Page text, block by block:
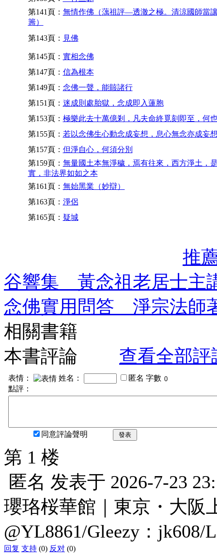
第141頁： 無情作佛（蕅祖評—透澈之極。清涼國師當
籌）
第143頁： 見佛
第145頁： 實相念佛
第147頁： 信為根本
第149頁： 念佛一聲，能賅諸行
第151頁： 迷成則處胎獄，念成即入蓮胞
第153頁： 極樂此去十萬億剎，凡夫命終覓刻即至，何
第155頁： 若以念佛生心動念成妄想，息心無念亦成妄
第157頁： 但淨自心，何須分別
第159頁： 無量國土本無淨穢，焉有往來，西方淨土，
實，非法界如如之本
第161頁： 無始黑業（妙辯）
第163頁： 淨侶
第165頁： 疑城
推
谷響集 黃念祖老居士主
念佛實用問答 淨宗法師
相關書籍
本書評論
查看全部評
表情： 姓名： 匿名 字數
點評：
同意評論聲明 發表
第 1 楼
匿名 发表于 2026-7-23
瓔珞桜華館｜東京・大阪
@YL8861/Gleezy：jk608/
回复 支持 (0) 反对 (0)